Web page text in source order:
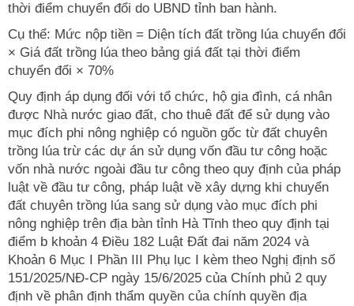
thời điểm chuyển đổi do UBND tỉnh ban hành.
Cụ thể: Mức nộp tiền = Diện tích đất trồng lúa chuyển đổi
× Giá đất trồng lúa theo bảng giá đất tại thời điểm
chuyển đổi × 70%
Quy định áp dụng đối với tổ chức, hộ gia đình, cá nhân
được Nhà nước giao đất, cho thuê đất để sử dụng vào
mục đích phi nông nghiệp có nguồn gốc từ đất chuyên
trồng lúa trừ các dự án sử dụng vốn đầu tư công hoặc
vốn nhà nước ngoài đầu tư công theo quy định của pháp
luật về đầu tư công, pháp luật về xây dựng khi chuyển
đất chuyên trồng lúa sang sử dụng vào mục đích phi
nông nghiệp trên địa bàn tỉnh Hà Tĩnh theo quy định tại
điểm b khoản 4 Điều 182 Luật Đất đai năm 2024 và
Khoản 6 Mục I Phần III Phụ lục I kèm theo Nghị định số
151/2025/NĐ-CP ngày 15/6/2025 của Chính phủ 2 quy
định về phân định thẩm quyền của chính quyền địa